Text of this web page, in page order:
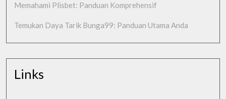
Memahami Plisbet: Panduan Komprehensif
Temukan Daya Tarik Bunga99: Panduan Utama Anda
Links